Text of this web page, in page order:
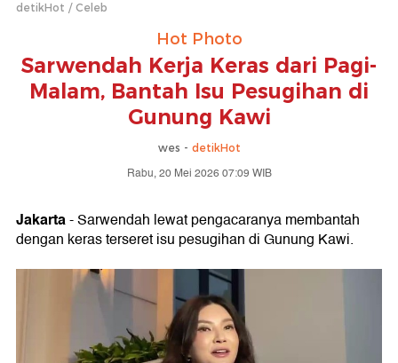
detikHot Celeb
Hot Photo
Sarwendah Kerja Keras dari Pagi-
Malam, Bantah Isu Pesugihan di
Gunung Kawi
wes - detikHot
Rabu, 20 Mei 2026 07:09 WIB
Jakarta- Sarwendah lewat pengacaranya membantah
dengan keras terseret isu pesugihan di Gunung Kawi.